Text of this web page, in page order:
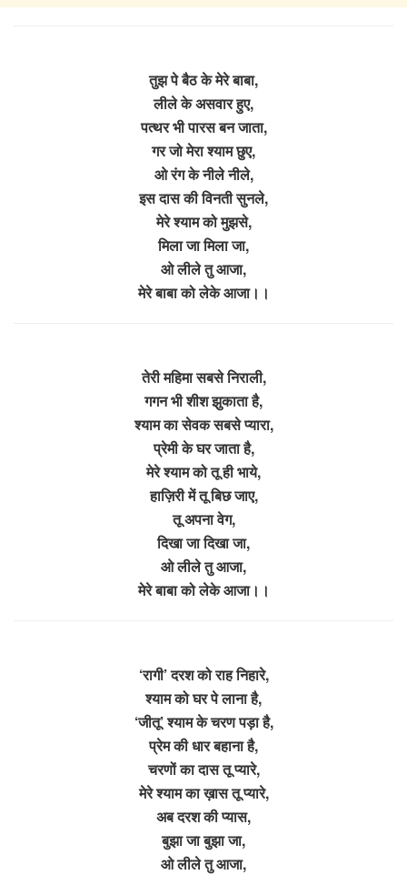
तुझ पे बैठ के मेरे बाबा,
लीले के असवार हुए,
पत्थर भी पारस बन जाता,
गर जो मेरा श्याम छुए,
ओ रंग के नीले नीले,
इस दास की विनती सुनले,
मेरे श्याम को मुझसे,
मिला जा मिला जा,
ओ लीले तु आजा,
मेरे बाबा को लेके आजा।।
तेरी महिमा सबसे निराली,
गगन भी शीश झुकाता है,
श्याम का सेवक सबसे प्यारा,
प्रेमी के घर जाता है,
मेरे श्याम को तू ही भाये,
हाज़िरी में तू बिछ जाए,
तू अपना वेग,
दिखा जा दिखा जा,
ओ लीले तु आजा,
मेरे बाबा को लेके आजा।।
‘रागी’ दरश को राह निहारे,
श्याम को घर पे लाना है,
‘जीतू’ श्याम के चरण पड़ा है,
प्रेम की धार बहाना है,
चरणों का दास तू प्यारे,
मेरे श्याम का ख़ास तू प्यारे,
अब दरश की प्यास,
बुझा जा बुझा जा,
ओ लीले तु आजा,